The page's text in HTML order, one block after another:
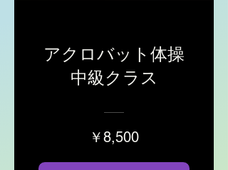
アクロバット体操
中級クラス
￥8,500